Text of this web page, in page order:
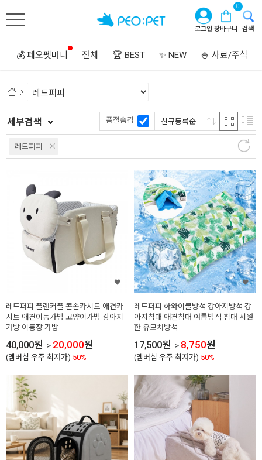
로그인 장바구니
0
검색
💰 페오펫머니 전체 🏆 BEST ✨ NEW 🍚 사료/주식
레드퍼피
세부검색 신규등록순
품절숨김
레드퍼피 플랜커플 콘손카시트 애견카
시트 애견이동가방 고양이가방 강아지
가방 이동장 가방
40,000원 -> 20,000원
(멤버십 우주 최저가) 50%
레드퍼피 하와이쿨방석 강아지방석 강
아지침대 애견침대 여름방석 침대 시원
한 유모차방석
17,500원 -> 8,750원
(멤버십 우주 최저가) 50%